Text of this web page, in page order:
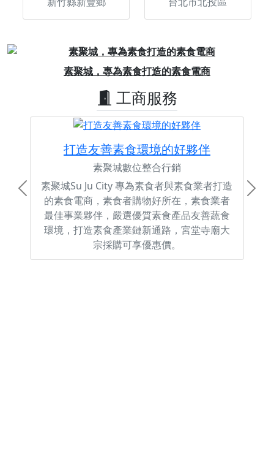
素聚城，專為素食打造的素食電商
Previous
工商服務
打造友善素食環境的好夥伴
素聚城數位整合行銷
素聚城Su Ju City 專為素食者與素食業者打造
的素食電商，素食者購物好所在，素食業者
最佳事業夥伴，嚴選優質素食產品友善蔬食
環境，打造素食產業鏈新通路，宮堂寺廟大
宗採購可享優惠價。
Previous Next